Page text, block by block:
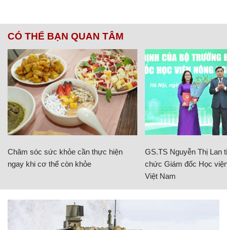
CÓ THỂ BẠN QUAN TÂM
Chăm sóc sức khỏe cần thực hiện
ngay khi cơ thể còn khỏe
GS.TS Nguyễn Thị Lan
chức Giám đốc Học
Việt Nam